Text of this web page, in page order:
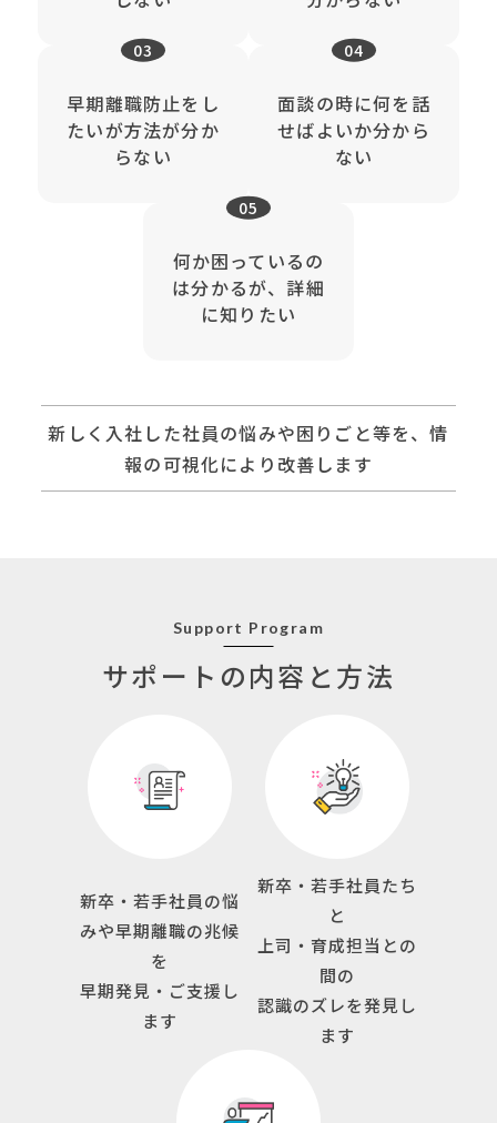
早期離職防止をし
たいが方法が分か
らない
面談の時に何を話
せばよいか分から
ない
何か困っているの
は分かるが、詳細
に知りたい
新しく入社した社員の悩みや困りごと等を、情
報の可視化により改善します
Support Program
サポートの内容と方法
新卒・若手社員の悩
みや早期離職の兆候
を
早期発見・ご支援し
ます
新卒・若手社員たち
と
上司・育成担当との
間の
認識のズレを発見し
ます